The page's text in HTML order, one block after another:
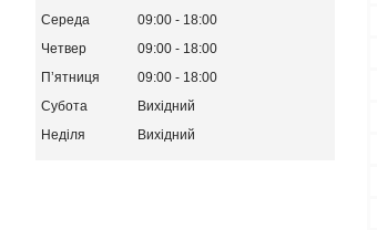
Середа
09:00
18:00
Четвер
09:00
18:00
Пʼятниця
09:00
18:00
Субота
Вихідний
Неділя
Вихідний